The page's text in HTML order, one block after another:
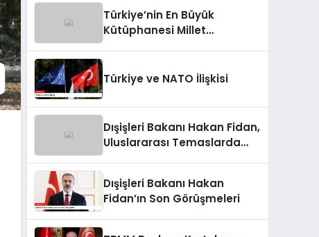
Türkiye’nin En Büyük
Kütüphanesi Millet
Türkiye ve NATO İlişkisi
Dışişleri Bakanı Hakan Fidan,
Uluslararası Temaslarda
Dışişleri Bakanı Hakan
Fidan’ın Son Görüşmeleri